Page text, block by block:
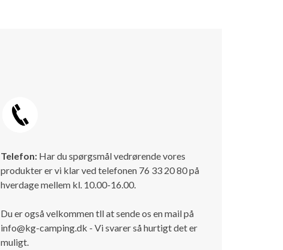
Telefon: Har du spørgsmål vedrørende vores
produkter er vi klar ved telefonen 76 33 20 80 på
hverdage mellem kl. 10.00-16.00.
Du er også velkommen tll at sende os en mail på
info@kg-camping.dk - Vi svarer så hurtigt det er
muligt.